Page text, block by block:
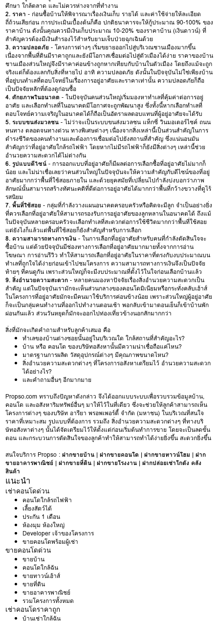
ศึกษา ใกล้ตลาด และไม่ควรห่างจากที่ทำงาน
2. ราคา - ก่อนซื้อบ้านให้พิจารณาเรื่องเงินเก็บ รายได้ และค่าใช้จ่ายให้ละเอียด
ถี่ถ้วนเสียก่อน การประเมินเบื้องต้นก็คือ ปกติธนาคารจะให้กู้ประมาณ 90-100% ของ
ราคาบ้าน ดังนั้นคุณควรมีเงินเก็บประมาณ 10-20% ของราคาบ้าน (เงินดาวน์) ที่
สำคัญควรต้องมีเงินสำรองไว้สำหรับยามเจ็บป่วยฉุกเฉินด้วย
3. ความปลอดภัย - โครงการต่างๆ เริ่มขยายออกไปสู่บริเวณชานเมืองมากขึ้น
เนื่องจากพื้นที่ดินมีราคาถูกและยังมีโอกาสเชื่อมต่อไปสู่ตัวเมืองได้ง่าย ราคาของบ้าน
ชานเมืองส่วนใหญ่จึงมีราคาค่อนข้างถูกหากเทียบกับบ้านในตัวเมือง โดยถึงแม้จะถูก
จริงแต่ก็ต้องแลกกับสิ่งที่หายไป อาทิ ความปลอดภัย ดังนั้นในปัจจุบันไม่ใช่เพียงบ้าน
ที่อยู่บนทำเลที่ตอบโจทย์ในเรื่องการอยู่อาศัยและราคาเท่านั้น ความปลอดภัยก็ถือ
เป็นปัจจัยหลักที่ต้องดูก่อนซื้อ
4. ศักยภาพในอนาคต - ในปัจจุบันคนส่วนใหญ่เริ่มมองหาทำเลที่คุ้มค่าต่อการอยู่
อาศัย และเลือกทำเลที่ในอนาคตมีโอกาศจะถูกพัฒนาสูง ซึ่งทั้งนี้หากเลือกทำเลที่
ตอบโจทย์ความเจริญในอนาคตได้ก็ถือเป็นอัตราผลตอบแทนที่ผู้อยู่อาศัยจะได้รับ
5. ระบบขนส่งมวลชน - ไม่ว่าจะเป็นระบบขนส่งมวลชน แท็กซี่ วินมอเตอร์ไซค์ ถนน
หนทาง ตลอดจนทางด่วน ทางพิเศษต่างๆ เนื่องจากสิ่งเหล่านี้เป็นส่วนสำคัญในการ
ดำรงชีวิตของคนทำงานและต้องการเชื่อมต่อไปยังสถานที่สำคัญ ซึ่งแน่นอนมัน
สำคัญกว่าที่อยู่อาศัยใกล้รถไฟฟ้า โดยหากไม่มีรถไฟฟ้าก็ยังมีสิ่งต่างๆ เหล่านี้ช่วย
อำนวยความสะดวกได้ไม่ต่างกัน
6. รูปแบบดีไซน์ - การออกแบบที่อยู่อาศัยก็มีผลต่อการเลือกซื้อที่อยู่อาศัยไม่มากก็
น้อย และไม่น่าเชื่อเลยว่าคนส่วนใหญ่ในปัจจุบันจะให้ความสำคัญกับดีไซน์ของที่อยู่
อาศัยมากกว่าพื้นที่ใช้สอยภายใน และด้วยยุคสมัยที่เปลี่ยนไปกำลังบ่งบอกว่าภาพ
ลักษณ์นั้นสามารถสร้างทัศนะคติที่ดีต่อการอยู่อาศัยได้มากกว่าพื้นที่กว้างขวางที่ดูไร้
รสนิยม
7. พื้นที่ใช้สอย - กลุ่มที่กำลังวางแผนอนาคตครอบครัวหรือคิดจะมีลูก จำเป็นอย่างยิ่ง
ที่ควรเลือกที่อยู่อาศัยให้สามารถรองรับการอยู่อาศัยของลูกหลานในอนาคตได้ ถึงแม้
ในปัจจุบันหลายครอบครัวจะเลือกทำเลที่สะดวกต่อการใช้ชีวิตมากกว่าพื้นที่ใช้สอย
แต่ยังไงก็แล้วแต่พื้นที่ใช้สอยก็ยังสำคัญสำหรับการเลือก
8. ความสามารถทางการเงิน - ในการเลือกที่อยู่อาศัยสำหรับคนที่กำลังตัดสินใจจะ
ซื้อบ้าน แต่ด้วยปัจจุบันมีช่องทางการเลือกที่อยู่อาศัยมากมายทั้งจากการอ่าน
โฆษณา การอ่านรีวิว ทำให้สามารถเลือกที่อยู่อาศัยในราคาที่ตรงกับงบประมาณบน
ทำเลที่ถูกใจได้ง่ายก่อนเข้าไปชมโครงการ ความสามารถทางการเงินจึงเป็นปัจจัย
ท้ายๆ ที่คนดูกัน เพราะส่วนใหญ่ก็จะมีงบประมาณที่ตั้งไว้ในใจก่อนเลือกบ้านแล้ว
9. สิ่งอำนวยความสะดวก - หลายคนมองหาปัจจัยเรื่องสิ่งอำนวยความสะดวกเป็น
สำคัญ แต่ในปัจจุบันเรามักจะเห็นส่วนกลางของคอนโดมิเนียมหรือกระทั่งคลับเฮ้าส์
ในโครงการที่อยู่อาศัยมักจะมีคนมาใช้บริการค่อนข้างน้อย เพราะส่วนใหญ่ผู้อยู่อาศัย
ก็จะเป็นกลุ่มคนทำงานที่ออกไปทำงานตอนเช้า พอกลับเข้ามาตอนเย็นก็เข้าบ้านพัก
ผ่อนกันแล้ว ส่วนวันหยุดก็มักจะออกไปท่องเที่ยวข้างนอกสักมากกว่า
สิ่งที่มักจะเกิดคำถามสำหรับลูกค้าเสมอ คือ
ทำเลของบ้านต่างซอยนั้นอยู่ในบริเวณใด ใกล้สถานที่สำคัญอะไร?
บ้าน หรือ คอนโด ของบริษัทอสังหานั้นมีความน่าเชื่อถือแค่ไหน?
มาตรฐานการผลิต วัสดุอุปกรณ์ต่างๆ มีคุณภาพขนาดไหน?
สิ่งอำนวยความสะดวกต่างๆ ที่โครงการอสังหาเตรียมไว้ อำนวยความสะดวก
ได้อย่างไร?
และคำถามอื่นๆ อีกมากมาย
Propso.com ทราบถึงปัญหาดังกล่าว จึงได้ออกแบบระบบเพื่อรวบรวมข้อมูลบ้าน,
คอนโด และอสังหาริมทรัพย์อื่นๆ มาให้ไว้ในที่เดียว ซึ่งจะช่วยให้ลูกค้าสามารถเห็น
โครงการต่างๆ ของบริษัท อารียา พรอพเพอร์ตี้ จำกัด (มหาชน) ในบริเวณที่สนใจ
ราคาที่เหมาะสม รูปแบบที่ต้องการ รวมถึง สิ่งอำนวยความสะดวกต่างๆ ที่ทางบริ
ษัทอสังหาต่างๆ นั้นได้จัดเตรียมไว้ให้ตั้งแต่ก่อนเริ่มต้นทำการขาย โดยจะเป็นลดขั้น
ตอน และกระบวนการตัดสินใจของลูกค้าทำให้สามารถทำได้ง่ายยิ่งขึ้น สะดวกยิ่งขึ้น
สนใจบริการ Propso :ฝากขายบ้าน |ฝากขายคอนโด |ฝากขายทาวน์โฮม |ฝาก
ขายอาคารพาณิชย์ |ฝากขายที่ดิน |ฝากขายโรงงาน |ฝากปล่อยเช่าโกดัง คลัง
สินค้า
แนะนำ
เช่าคอนโดด่วน
คอนโดใกล้รถไฟฟ้า
เลี้ยงสัตว์ได้
ประกัน 1 เดือน
ห้องมุม ห้องใหญ่
Developer เจ้าของโครงการ
ขายคอนโดพร้อมผู้เช่า
ขายคอนโดด่วน
ขายบ้าน
คอนโดใกล้ฉัน
ขายทาวน์เฮ้าส์
ขายที่ดิน
ขายอาคารพาณิชย์
รวมโครงการทั้งหมด
เช่าคอนโดราคาถูก
บ้านเช่าใกล้ฉัน